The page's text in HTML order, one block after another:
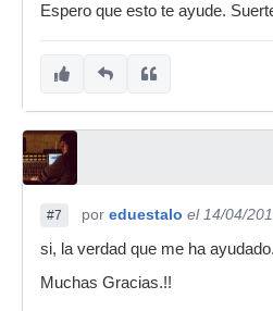
Espero que esto te ayude.
#7 por eduestalo el 14/04/
si, la verdad que me ha ayudado.
Muchas Gracias.!!